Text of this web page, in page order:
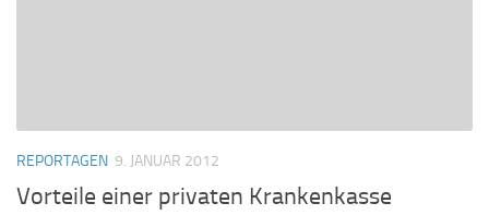
REPORTAGEN 9. JANUAR 2012
Vorteile einer privaten Krankenkasse